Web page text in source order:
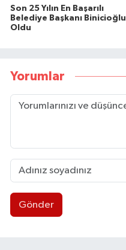
Son 25 Yılın En Başarılı
Belediye Başkanı Binicioğlu
Oldu
Yorumlar
Gönder